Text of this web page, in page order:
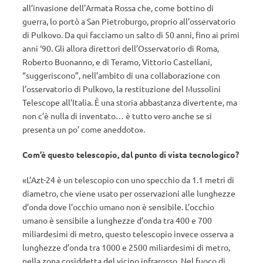
all’invasione dell’Armata Rossa che, come bottino di
guerra, lo portò a San Pietroburgo, proprio all’osservatorio
di Pulkovo. Da qui facciamo un salto di 50 anni, fino ai primi
anni ‘90. Gli allora direttori dell’Osservatorio di Roma,
Roberto Buonanno, e di Teramo, Vittorio Castellani,
“suggeriscono”, nell’ambito di una collaborazione con
l’osservatorio di Pulkovo, la restituzione del Mussolini
Telescope all’Italia. È una storia abbastanza divertente, ma
non c’è nulla di inventato… è tutto vero anche se si
presenta un po’ come aneddoto».
Com’è questo telescopio, dal punto di vista tecnologico?
«L’Azt-24 è un telescopio con uno specchio da 1.1 metri di
diametro, che viene usato per osservazioni alle lunghezze
d’onda dove l’occhio umano non è sensibile. L’occhio
umano è sensibile a lunghezze d’onda tra 400 e 700
miliardesimi di metro, questo telescopio invece osserva a
lunghezze d’onda tra 1000 e 2500 miliardesimi di metro,
nella zona cosiddetta del vicino infrarosso. Nel fuoco di